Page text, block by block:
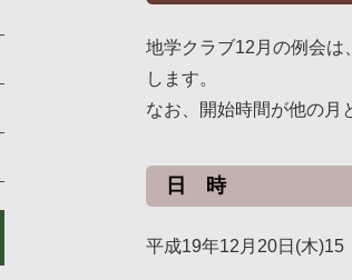
地学クラブ12月の例会は
します。
なお、開始時間が他の月
日 時
平成19年12月20日(木)15